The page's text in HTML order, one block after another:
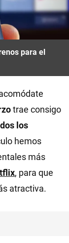
para el
trae consigo
los
hemos
más
, para que
atractiva.